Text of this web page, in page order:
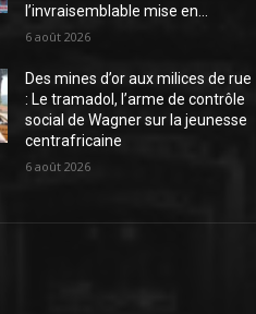
l’invraisemblable mise en...
6 août 2026
Des mines d’or aux milices de rue
: Le tramadol, l’arme de contrôle
social de Wagner sur la jeunesse
centrafricaine
6 août 2026